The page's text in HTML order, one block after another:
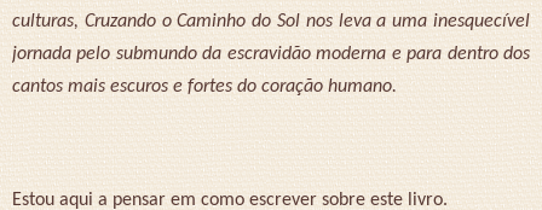
culturas, Cruzando o Caminho do Sol nos leva a uma inesquecível
jornada pelo submundo da escravidão moderna e para dentro dos
cantos mais escuros e fortes do coração humano.
Estou aqui a pensar em como escrever sobre este livro.